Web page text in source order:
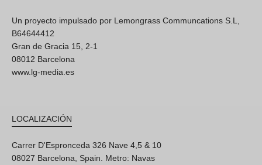
Un proyecto impulsado por Lemongrass Communcations S.L,
B64644412
Gran de Gracia 15, 2-1
08012 Barcelona
www.lg-media.es
LOCALIZACIÓN
Carrer D'Espronceda 326 Nave 4,5 & 10
08027 Barcelona, Spain. Metro: Navas